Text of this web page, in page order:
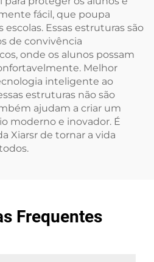
fácil, que poupa
Essas estruturas são
de convivência
onde os alunos possam
Melhor
inteligente ao
estruturas não são
ajudam a criar um
moderno e inovador. É
Xiarsr de tornar a vida
Frequentes